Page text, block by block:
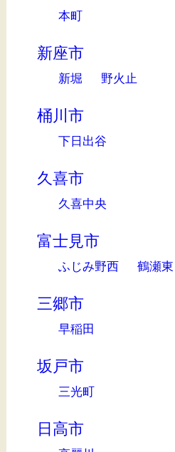
本町
新座市
新堀 野火止
桶川市
下日出谷
久喜市
久喜中央
富士見市
ふじみ野西 鶴瀬東
三郷市
早稲田
坂戸市
三光町
日高市